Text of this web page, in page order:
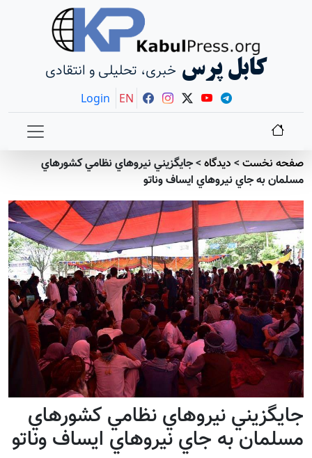
کابل پرس خبری، تحلیلی و انتقادی
Login EN
صفحه نخست> دیدگاه>جايگزيني نيروهاي نظامي كشورهاي
مسلمان به جاي نيروهاي ايساف وناتو
جايگزيني نيروهاي نظامي كشورهاي
مسلمان به جاي نيروهاي ايساف وناتو